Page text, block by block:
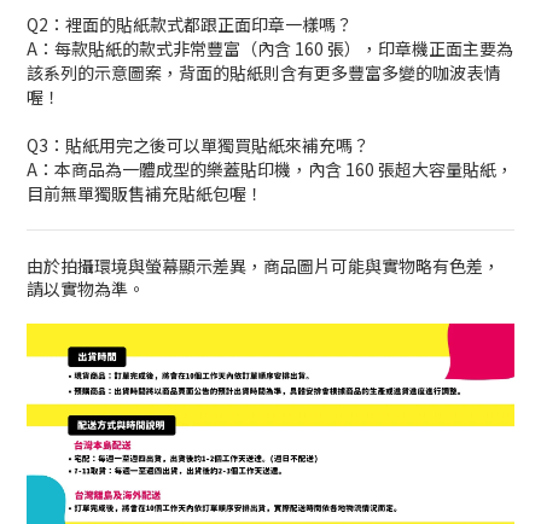
Q2：裡面的貼紙款式都跟正面印章一樣嗎？
A：每款貼紙的款式非常豐富（內含 160 張），印章機正面主要為
該系列的示意圖案，背面的貼紙則含有更多豐富多變的咖波表情
喔！
Q3：貼紙用完之後可以單獨買貼紙來補充嗎？
A：本商品為一體成型的樂蓋貼印機，內含 160 張超大容量貼紙，
目前無單獨販售補充貼紙包喔！
由於拍攝環境與螢幕顯示差異，商品圖片可能與實物略有色差，
請以實物為準。